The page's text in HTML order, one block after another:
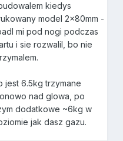
kiedys
model 2x80mm -
mi pod nogi podczas
i sie rozwalil, bo nie
jest 6.5kg trzymane
nad glowa, po
dodatkowe ~6kg w
jak dasz gazu.